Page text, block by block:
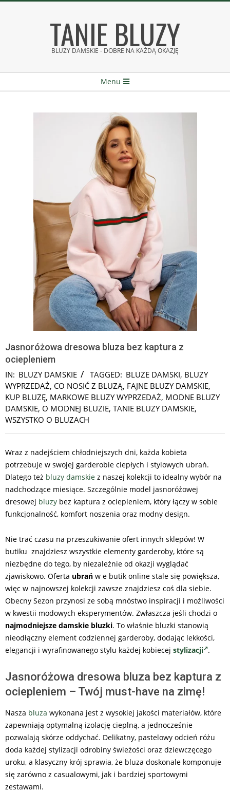
TANIE BLUZY
BLUZY DAMSKIE - DOBRE NA KAŻDĄ OKAZJĘ
Menu
Jasnoróżowa dresowa bluza bez kaptura z
ociepleniem
IN: BLUZY DAMSKIE TAGGED: BLUZE DAMSKI, BLUZY
WYPRZEDAŻ, CO NOSIĆ Z BLUZĄ, FAJNE BLUZY DAMSKIE,
KUP BLUZĘ, MARKOWE BLUZY WYPRZEDAŻ, MODNE BLUZY
DAMSKIE, O MODNEJ BLUZIE, TANIE BLUZY DAMSKIE,
WSZYSTKO O BLUZACH
Wraz z nadejściem chłodniejszych dni, każda kobieta
potrzebuje w swojej garderobie ciepłych i stylowych ubrań.
Dlatego też bluzy damskie z naszej kolekcji to idealny wybór na
nadchodzące miesiące. Szczególnie model jasnoróżowej
dresowej bluzy bez kaptura z ociepleniem, który łączy w sobie
funkcjonalność, komfort noszenia oraz modny design.
Nie trać czasu na przeszukiwanie ofert innych sklepów! W
butiku znajdziesz wszystkie elementy garderoby, które są
niezbędne do tego, by niezależnie od okazji wyglądać
zjawiskowo. Oferta ubrań w e butik online stale się powiększa,
więc w najnowszej kolekcji zawsze znajdziesz coś dla siebie.
Obecny Sezon przynosi ze sobą mnóstwo inspiracji i możliwości
w kwestii modowych eksperymentów. Zwłaszcza jeśli chodzi o
najmodniejsze damskie bluzki. To właśnie bluzki stanowią
nieodłączny element codziennej garderoby, dodając lekkości,
elegancji i wyrafinowanego stylu każdej kobiecej stylizacji .
Jasnoróżowa dresowa bluza bez kaptura z
ociepleniem – Twój must-have na zimę!
Nasza bluza wykonana jest z wysokiej jakości materiałów, które
zapewniają optymalną izolację cieplną, a jednocześnie
pozwalają skórze oddychać. Delikatny, pastelowy odcień różu
doda każdej stylizacji odrobiny świeżości oraz dziewczęcego
uroku, a klasyczny krój sprawia, że bluza doskonale komponuje
się zarówno z casualowymi, jak i bardziej sportowymi
zestawami.